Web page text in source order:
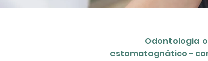
Odontologia
estomatognático-